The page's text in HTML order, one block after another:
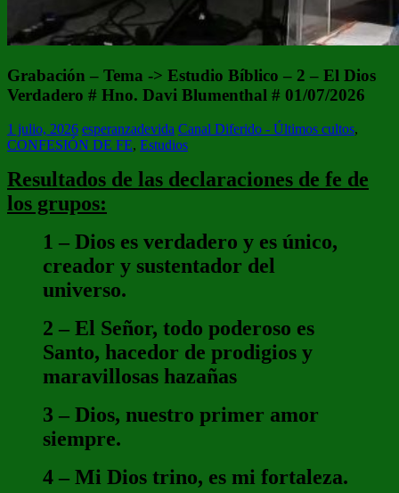
Grabación – Tema -> Estudio Bíblico – 2 – El Dios
Verdadero # Hno. Davi Blumenthal # 01/07/2026
1 julio, 2026 esperanzadevida Canal Diferido - Últimos cultos,
CONFESIÓN DE FE, Estudios
Resultados de las declaraciones de fe de
los grupos:
1 – Dios es verdadero y es único,
creador y sustentador del
universo.
2 – El Señor, todo poderoso es
Santo, hacedor de prodigios y
maravillosas hazañas
3 – Dios, nuestro primer amor
siempre.
4 – Mi Dios trino, es mi fortaleza.